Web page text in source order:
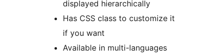
displayed hierarchically
Has CSS class to customize it
if you want
Available in multi-languages